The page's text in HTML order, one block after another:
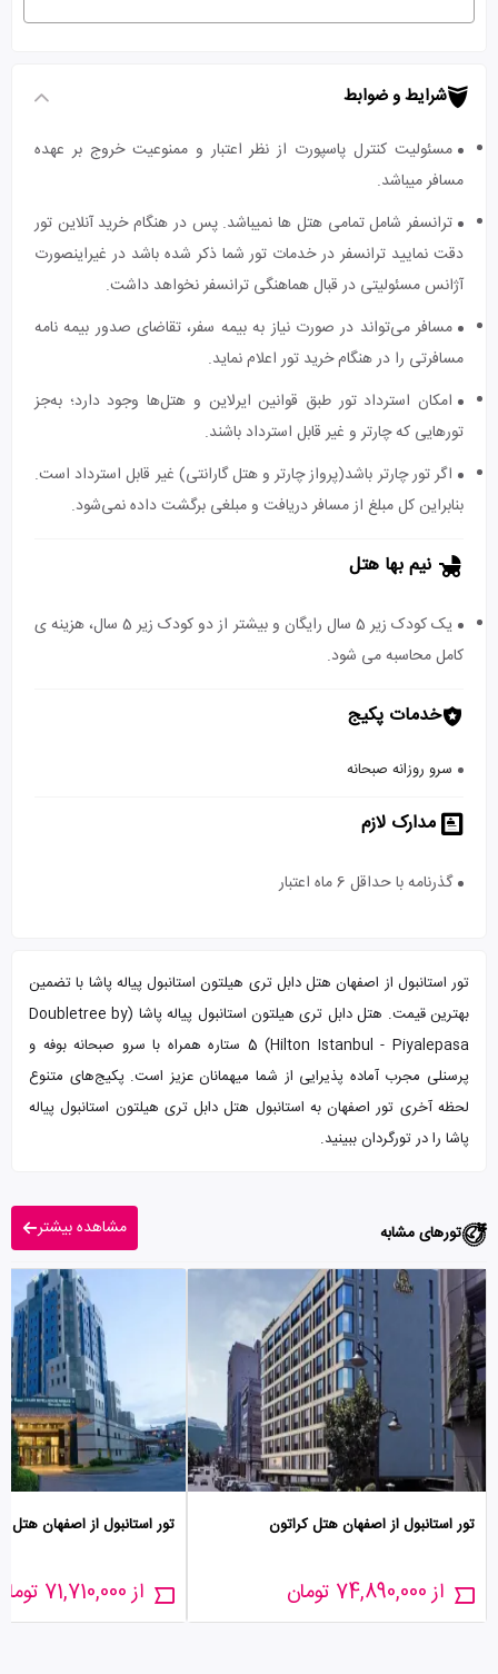
شرایط و ضوابط
مسئولیت کنترل پاسپورت از نظر اعتبار و ممنوعیت خروج بر عهده
مسافر میباشد.
ترانسفر شامل تمامی هتل ها نمیباشد. پس در هنگام خرید آنلاین تور
دقت نمایید ترانسفر در خدمات تور شما ذکر شده باشد در غیراینصورت
آژانس مسئولیتی در قبال هماهنگی ترانسفر نخواهد داشت.
مسافر می‌تواند در صورت نیاز به بیمه سفر، تقاضای صدور بیمه نامه
مسافرتی را در هنگام خرید تور اعلام نماید.
امکان استرداد تور طبق قوانین ایرلاین و هتل‌ها وجود دارد؛ به‌جز
تورهایی که چارتر و غیر قابل استرداد باشند.
اگر تور چارتر باشد(پرواز چارتر و هتل گارانتی) غیر قابل استرداد است.
بنابراین کل مبلغ از مسافر دریافت و مبلغی برگشت داده نمی‌شود.
نیم بها هتل
یک کودک زیر 5 سال رایگان و بیشتر از دو کودک زیر 5 سال، هزینه ی
کامل محاسبه می شود.
خدمات پکیج
سرو روزانه صبحانه
مدارک لازم
گذرنامه با حداقل 6 ماه اعتبار
تور استانبول از اصفهان هتل دابل تری هیلتون استانبول پیاله پاشا با تضمین
بهترین قیمت. هتل دابل تری هیلتون استانبول پیاله پاشا (Doubletree by
Hilton Istanbul - Piyalepasa) 5 ستاره همراه با سرو صبحانه بوفه و
پرسنلی مجرب آماده پذیرایی از شما میهمانان عزیز است. پکیج‌های متنوع
لحظه آخری تور اصفهان به استانبول هتل دابل تری هیلتون استانبول پیاله
پاشا را در تورگردان ببینید.
تورهای مشابه مشاهده بیشتر
تور استانبول از اصفهان هتل کراتون
از 74,890,000 تومان
تور استانبول از اصفهان هتل
از 71,710,000 تومان